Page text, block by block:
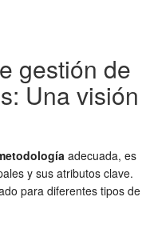
gestión de
Una visión
adecuada, es
y sus atributos clave.
para diferentes tipos de